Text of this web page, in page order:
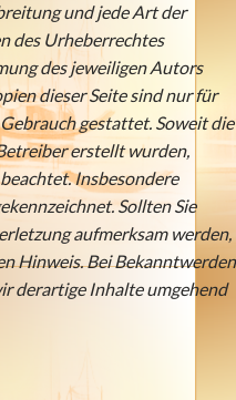
und jede Art der
des Urheberrechtes
des jeweiligen Autors
dieser Seite sind nur für
gestattet. Soweit die
erstellt wurden,
Insbesondere
Sollten Sie
aufmerksam werden,
Hinweis. Bei Bekanntwerden
derartige Inhalte umgehend